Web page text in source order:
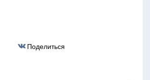
Поделиться